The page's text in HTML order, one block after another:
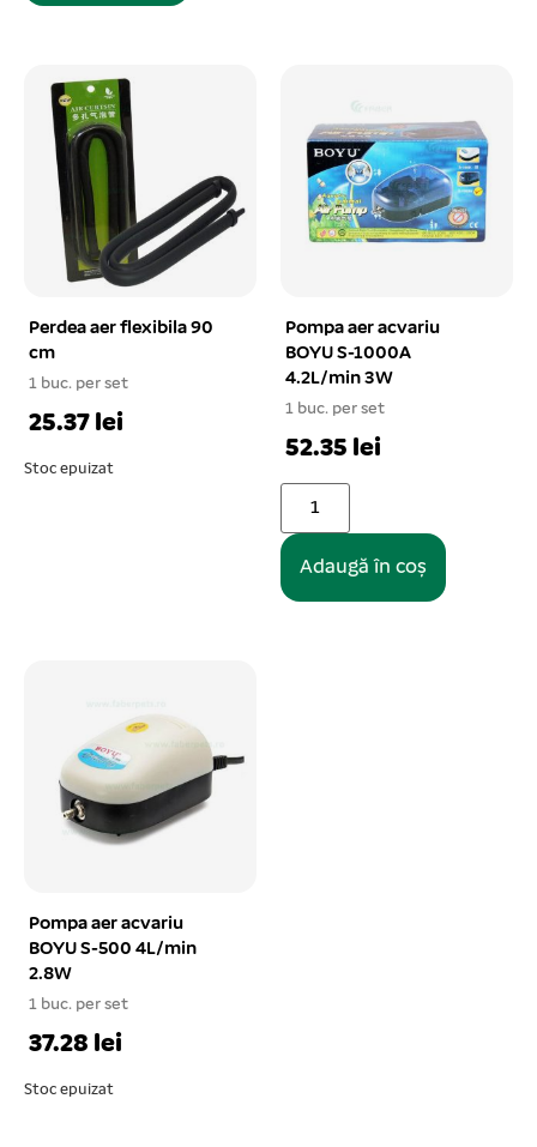
Perdea aer flexibila 90
cm
1 buc. per set
25.37 lei
Stoc epuizat
Pompa aer acvariu
BOYU S-1000A
4.2L/min 3W
1 buc. per set
52.35 lei
Adaugă în coș
Pompa aer acvariu
BOYU S-500 4L/min
2.8W
1 buc. per set
37.28 lei
Stoc epuizat